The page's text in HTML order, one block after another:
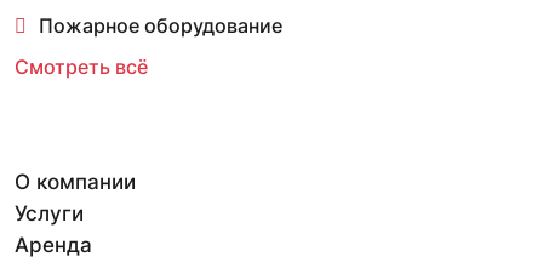
Пожарное оборудование
Смотреть всё
О компании
Услуги
Аренда